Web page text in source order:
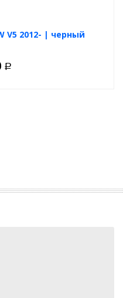
V5 2012- | черный
Р